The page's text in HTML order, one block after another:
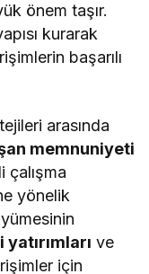
önem taşır.
kurarak
başarılı
arasında
memnuniyeti
çalışma
yönelik
ve
için